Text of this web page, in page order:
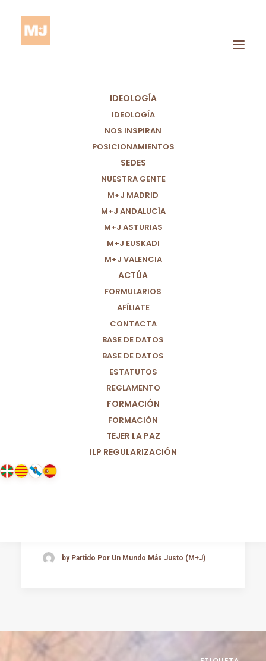
IDEOLOGÍA
IDEOLOGÍA
NOS INSPIRAN
POSICIONAMIENTOS
SEDES
NUESTRA GENTE
M+J MADRID
M+J ANDALUCÍA
M+J ASTURIAS
M+J EUSKADI
M+J VALENCIA
ACTÚA
FORMULARIOS
AFÍLIATE
CONTACTA
BASE DE DATOS
BASE DE DATOS
ESTATUTOS
REGLAMENTO
FORMACIÓN
FORMACIÓN
TEJER LA PAZ
ILP REGULARIZACIÓN
Coherencia
by Partido Por Un Mundo Más Justo (M+J)